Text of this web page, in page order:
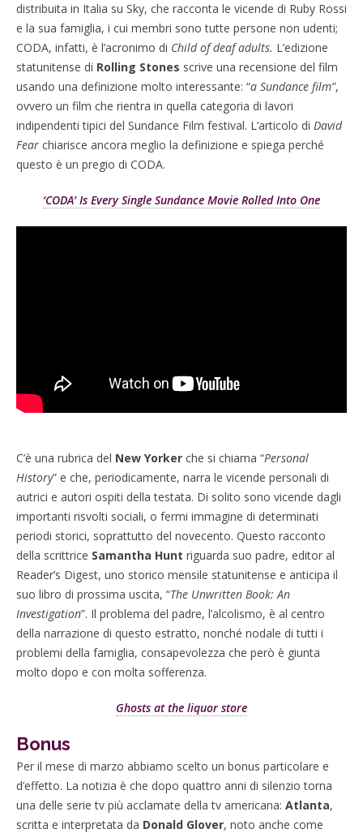
distribuita in Italia su Sky, che racconta le vicende di Ruby Rossi
e la sua famiglia, i cui membri sono tutte persone non udenti;
CODA, infatti, è l’acronimo di Child of deaf adults. L’edizione
statunitense di Rolling Stones scrive una recensione del film
usando una definizione molto interessante: “a Sundance film”,
ovvero un film che rientra in quella categoria di lavori
indipendenti tipici del Sundance Film festival. L’articolo di David
Fear chiarisce ancora meglio la definizione e spiega perché
questo è un pregio di CODA.
‘CODA’ Is Every Single Sundance Movie Rolled Into One
C’è una rubrica del New Yorker che si chiama “Personal
History” e che, periodicamente, narra le vicende personali di
autrici e autori ospiti della testata. Di solito sono vicende dagli
importanti risvolti sociali, o fermi immagine di determinati
periodi storici, soprattutto del novecento. Questo racconto
della scrittrice Samantha Hunt riguarda suo padre, editor al
Reader’s Digest, uno storico mensile statunitense e anticipa il
suo libro di prossima uscita, “The Unwritten Book: An
Investigation”. Il problema del padre, l’alcolismo, è al centro
della narrazione di questo estratto, nonché nodale di tutti i
problemi della famiglia, consapevolezza che però è giunta
molto dopo e con molta sofferenza.
Ghosts at the liquor store
Bonus
Per il mese di marzo abbiamo scelto un bonus particolare e
d’effetto. La notizia è che dopo quattro anni di silenzio torna
una delle serie tv più acclamate della tv americana: Atlanta,
scritta e interpretata da Donald Glover, noto anche come